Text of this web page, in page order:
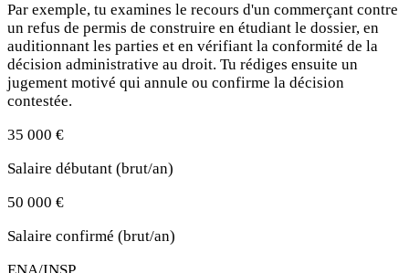
Par exemple, tu examines le recours d'un commerçant contre
un refus de permis de construire en étudiant le dossier, en
auditionnant les parties et en vérifiant la conformité de la
décision administrative au droit. Tu rédiges ensuite un
jugement motivé qui annule ou confirme la décision
contestée.
35 000 €
Salaire débutant (brut/an)
50 000 €
Salaire confirmé (brut/an)